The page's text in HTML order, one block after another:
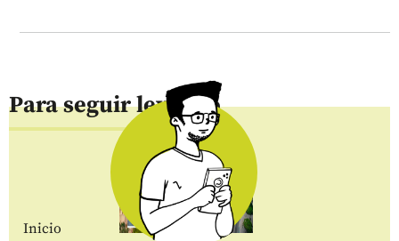
Para seguir leyendo
Inicio